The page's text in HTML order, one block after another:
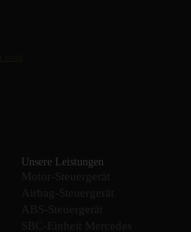
Annahme Filiale MBE 0214
Unsere Leistungen